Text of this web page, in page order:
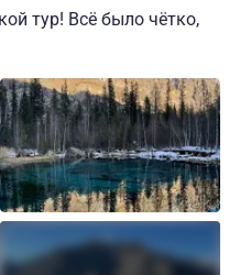
тур! Всё было чётко,